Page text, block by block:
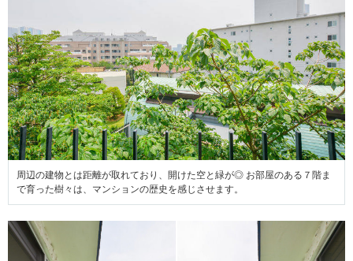
周辺の建物とは距離が取れており、開けた空と緑が◎ お部屋のある７階ま
で育った樹々は、マンションの歴史を感じさせます。